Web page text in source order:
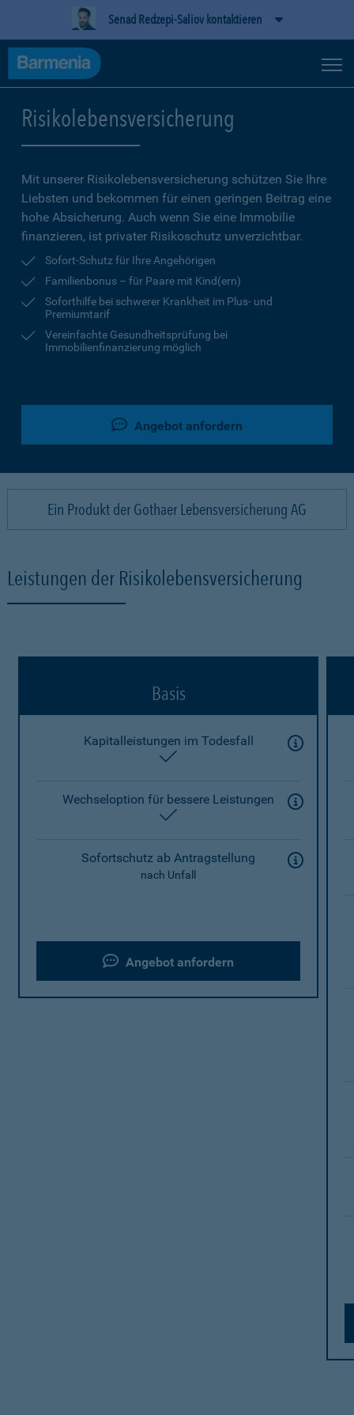
Senad Redzepi-Saliov kontaktieren
Risikolebensversicherung
Mit unserer Risikolebensversicherung schützen Sie Ihre
Liebsten und bekommen für einen geringen Beitrag eine
hohe Ab­sicherung. Auch wenn Sie eine Immobilie
finanzieren, ist privater Risikoschutz unverzichtbar.
Sofort-Schutz für Ihre Angehörigen
Familienbonus – für Paare mit Kind(ern)
Soforthilfe bei schwerer Krankheit im Plus- und
Premiumtarif
Vereinfachte Gesundheitsprüfung bei
Immobilienfinanzierung möglich
Angebot anfordern
Ein Produkt der Gothaer Lebensversicherung AG
Leistungen der Risikolebensversicherung
Basis
Kapitalleistungen im Todesfall
Wechseloption für bessere Leistungen
Sofortschutz ab Antragstellung
nach Unfall
Angebot anfordern